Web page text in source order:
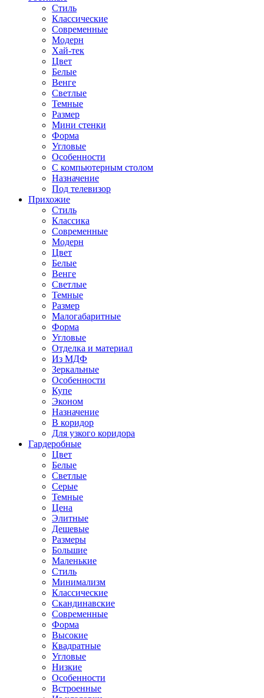
Стиль
Классические
Современные
Модерн
Хай-тек
Цвет
Белые
Венге
Светлые
Темные
Размер
Мини стенки
Форма
Угловые
Особенности
С компьютерным столом
Назначение
Под телевизор
Прихожие
Стиль
Классика
Современные
Модерн
Цвет
Белые
Венге
Светлые
Темные
Размер
Малогабаритные
Форма
Угловые
Отделка и материал
Из МДФ
Зеркальные
Особенности
Купе
Эконом
Назначение
В коридор
Для узкого коридора
Гардеробные
Цвет
Белые
Светлые
Серые
Темные
Цена
Элитные
Дешевые
Размеры
Большие
Маленькие
Стиль
Минимализм
Классические
Скандинавские
Современные
Форма
Высокие
Квадратные
Угловые
Низкие
Особенности
Встроенные